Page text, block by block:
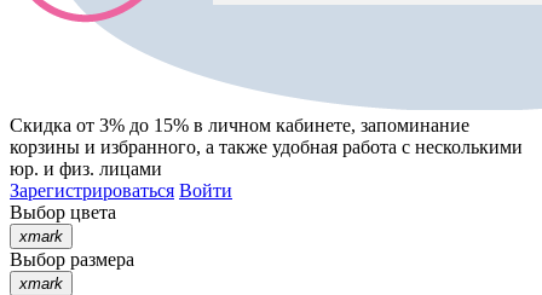
Скидка от 3% до 15% в личном кабинете, запоминание
корзины и избранного, а также удобная работа с несколькими
юр. и физ. лицами
Зарегистрироваться Войти
Выбор цвета
xmark
Выбор размера
xmark